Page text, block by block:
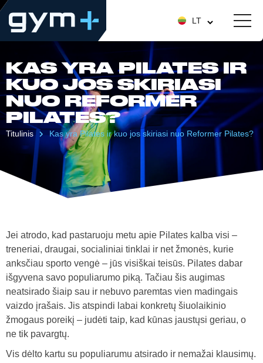
LT
KAS YRA PILATES IR
KUO JOS SKIRIASI
NUO REFORMER
PILATES?
Titulinis Kas yra Pilates ir kuo jos skiriasi nuo Reformer Pilates?
Jei atrodo, kad pastaruoju metu apie Pilates kalba visi –
treneriai, draugai, socialiniai tinklai ir net žmonės, kurie
anksčiau sporto vengė – jūs visiškai teisūs. Pilates dabar
išgyvena savo populiarumo piką. Tačiau šis augimas
neatsirado šiaip sau ir nebuvo paremtas vien madingais
vaizdo įrašais. Jis atspindi labai konkretų šiuolaikinio
žmogaus poreikį – judėti taip, kad kūnas jaustųsi geriau, o
ne tik pavargtų.
Vis dėlto kartu su populiarumu atsirado ir nemažai klausimų.